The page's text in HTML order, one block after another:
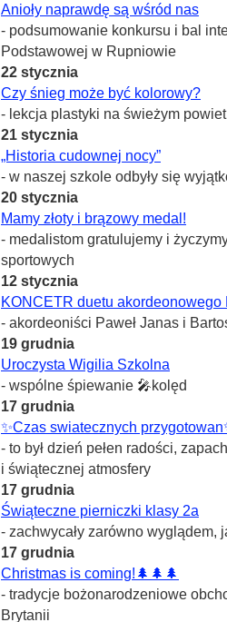
Anioły naprawdę są wśród nas
- podsumowanie konkursu i bal
Podstawowej w Rupniowie
22 stycznia
Czy śnieg może być kolorowy?
- lekcja plastyki na świeżym
21 stycznia
„Historia cudownej nocy”
- w naszej szkole odbyły się
20 stycznia
Mamy złoty i brązowy medal!
- medalistom gratulujemy i
sportowych
12 stycznia
KONCETR duetu akordeonowego
- akordeoniści Paweł Janas i
19 grudnia
Uroczysta Wigilia Szkolna
- wspólne śpiewanie 🎤kolęd
17 grudnia
✨️Czas swiatecznych
- to był dzień pełen radości,
i świątecznej atmosfery
17 grudnia
Świąteczne pierniczki klasy 2a
- zachwycały zarówno wyglądem,
17 grudnia
Christmas is coming!🌲🌲🌲
- tradycje bożonarodzeniowe
Brytanii